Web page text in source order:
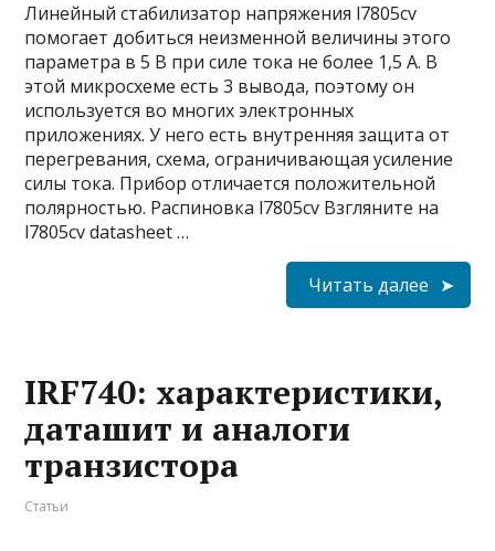
Линейный стабилизатор напряжения l7805cv
помогает добиться неизменной величины этого
параметра в 5 В при силе тока не более 1,5 А. В
этой микросхеме есть 3 вывода, поэтому он
используется во многих электронных
приложениях. У него есть внутренняя защита от
перегревания, схема, ограничивающая усиление
силы тока. Прибор отличается положительной
полярностью. Распиновка l7805cv Взгляните на
l7805cv datasheet …
Читать далее
IRF740: характеристики,
даташит и аналоги
транзистора
Статьи